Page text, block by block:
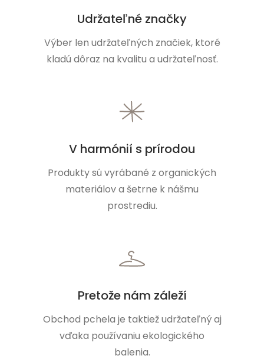
Udržateľné značky
Výber len udržateľných značiek, ktoré
kladú dôraz na kvalitu a udržateľnosť.
V harmónií s prírodou
Produkty sú vyrábané z organických
materiálov a šetrne k nášmu
prostrediu.
Pretože nám záleží
Obchod pchela je taktiež udržateľný aj
vďaka používaniu ekologického
balenia.